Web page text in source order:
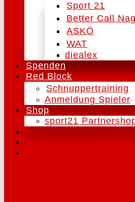
Sport 21
Better Call
ASKÖ
WAT
diealex
Spenden
Red Block
Schnuppertraining
Anmeldung Spieler
Shop
sport21